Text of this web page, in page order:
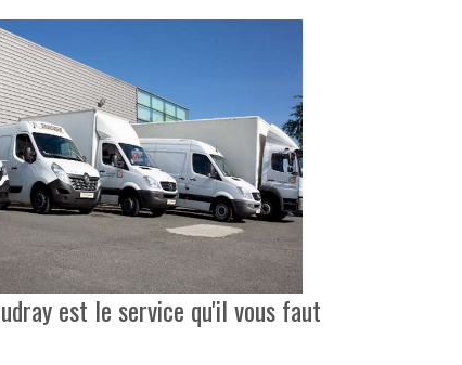
est le service qu'il vous faut